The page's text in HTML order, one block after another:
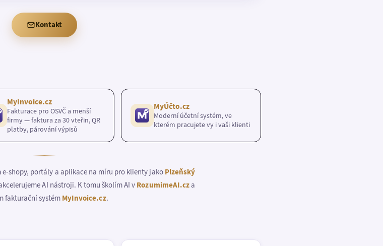
Kontakt
MyInvoice.cz
Fakturace pro OSVČ a menší
firmy — faktura za 30 vteřin, QR
platby, párování výpisů
MyÚčto.cz
Moderní účetní systém, ve
kterém pracujete vy i vaši klienti
shopy, portály a aplikace na míru pro klienty jako Plzeňský
AI nástroji. K tomu školím AI v RozumimeAI.cza
fakturační systémMyInvoice.cz.